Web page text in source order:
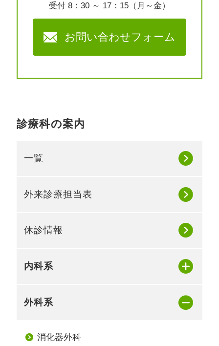
受付 8：30 ～ 17：15（月～金）
お問い合わせフォーム
診療科の案内
一覧
外来診療担当表
休診情報
内科系
外科系
消化器外科